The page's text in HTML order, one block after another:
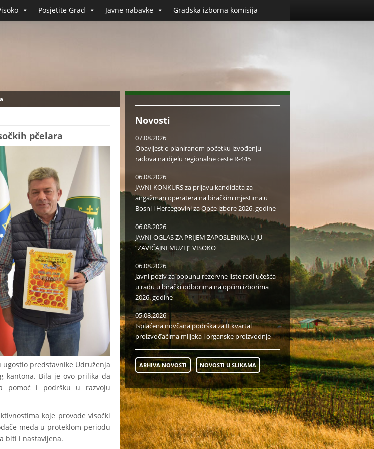
Posjetite Grad Javne nabavke Gradska izborna komisija
pčelara
ugostio predstavnike Udruženja
kantona. Bila je ovo prilika da
pomoć i podršku u razvoju
koje provode visočki
meda u proteklom periodu
biti i nastavljena.
Novosti
07.08.2026
Obavijest o planiranom početku izvođenju
radova na dijelu regionalne ceste R-445
06.08.2026
JAVNI KONKURS za prijavu kandidata za
angažman operatera na biračkim mjestima u
Bosni i Hercegovini za Opće izbore 2026. godine
06.08.2026
JAVNI OGLAS ZA PRIJEM ZAPOSLENIKA U JU
“ZAVIČAJNI MUZEJ” VISOKO
06.08.2026
Javni poziv za popunu rezervne liste radi učešća
u radu u birački odborima na općim izborima
2026. godine
05.08.2026
Isplaćena novčana podrška za II kvartal
proizvođačima mlijeka i organske proizvodnje
ARHIVA NOVOSTI NOVOSTI U SLIKAMA